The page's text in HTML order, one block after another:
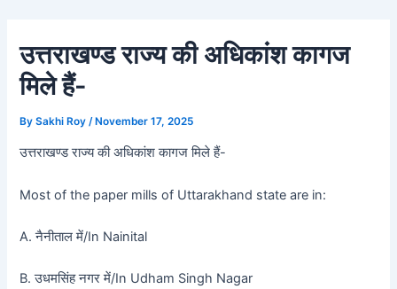
content
उत्तराखण्ड राज्य की अधिकांश कागज
मिले हैं-
BySakhi Roy /November 17, 2025
उत्तराखण्ड राज्य की अधिकांश कागज मिले हैं-
Most of the paper mills of Uttarakhand state are in:
A. नैनीताल में/In Nainital
B. उधमसिंह नगर में/In Udham Singh Nagar